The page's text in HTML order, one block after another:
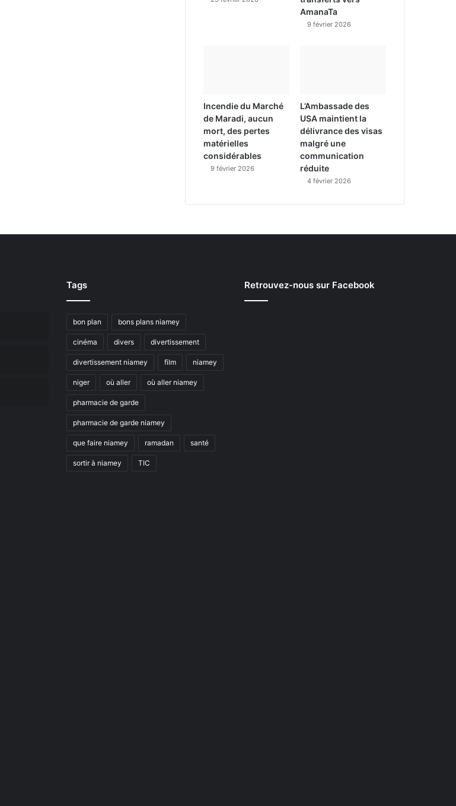
AmanaTa
9 février 2026
Incendie du Marché
de Maradi, aucun
mort, des pertes
matérielles
considérables
9 février 2026
L’Ambassade des
USA maintient la
délivrance des visas
malgré une
communication
réduite
4 février 2026
Tags
bon plan bons plans niamey
cinéma divers divertissement
divertissement niamey film niamey
niger où aller où aller niamey
pharmacie de garde
pharmacie de garde niamey
que faire niamey ramadan santé
sortir à niamey TIC
Retrouvez-nous sur Facebook